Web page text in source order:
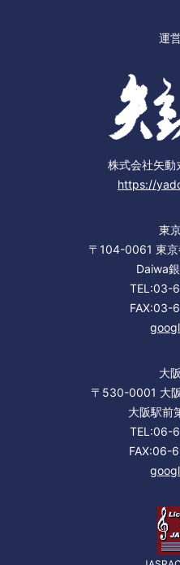
運
株式会社矢動
https://
東
〒104-0061 東
Daiwa
TEL:03-
FAX:03-
大
〒530-0001 大
大阪駅前
TEL:06-
FAX:06-